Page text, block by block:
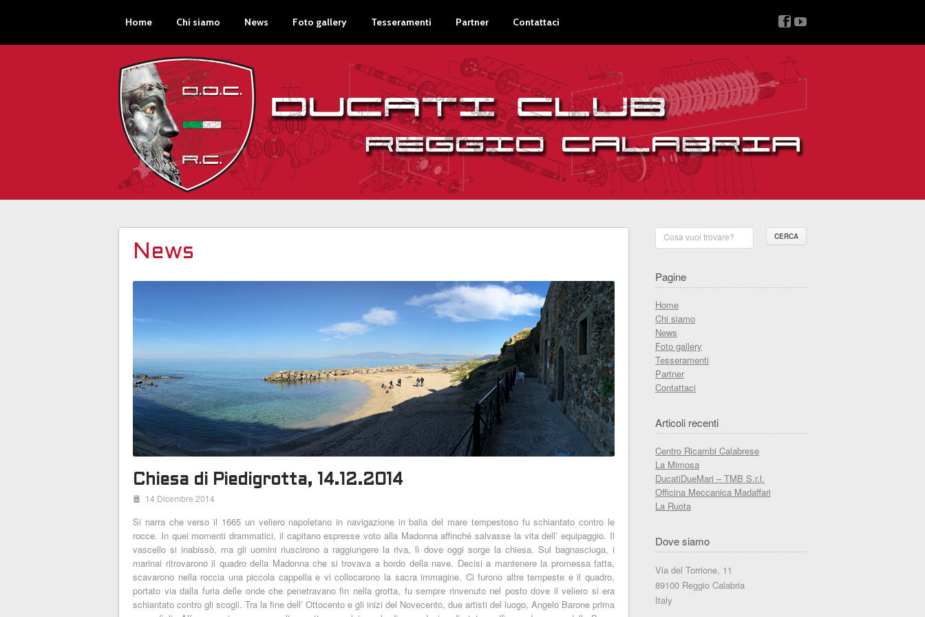
Home Chi siamo News Foto gallery Tesseramenti Partner Contattaci v z
News
Chiesa di Piedigrotta, 14.12.2014
i 14 Dicembre 2014
Si narra che verso il 1665 un veliero napoletano in navigazione in balia del mare tempestoso fu schiantato contro le
rocce. In quei momenti drammatici, il capitano espresse voto alla Madonna affinché salvasse la vita dell’ equipaggio. Il
vascello si inabissò, ma gli uomini riuscirono a raggiungere la riva, lì dove oggi sorge la chiesa. Sul bagnasciuga, i
marinai ritrovarono il quadro della Madonna che si trovava a bordo della nave. Decisi a mantenere la promessa fatta,
scavarono nella roccia una piccola cappella e vi collocarono la sacra immagine. Ci furono altre tempeste e il quadro,
portato via dalla furia delle onde che penetravano fin nella grotta, fu sempre rinvenuto nel posto dove il veliero si era
schiantato contro gli scogli. Tra la fine dell’ Ottocento e gli inizi del Novecento, due artisti del luogo, Angelo Barone prima
Cosa vuoi trovare?
Pagine
Home
Chi siamo
News
Foto gallery
Tesseramenti
Partner
Contattaci
Articoli recenti
Centro Ricambi Calabrese
La Mimosa
DucatiDueMari – TMB S.r.l.
Officina Meccanica Madaffari
La Ruota
Dove siamo
Via del Torrione, 11
89100 Reggio Calabria
Italy